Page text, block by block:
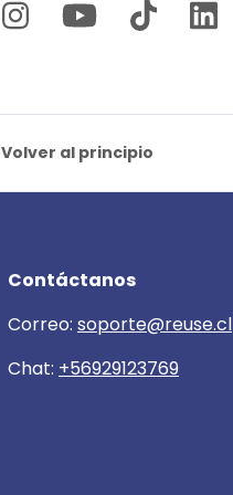
Volver al principio
Contáctanos
Correo: soporte@reuse.cl
Chat: +56929123769